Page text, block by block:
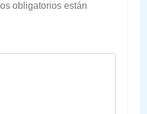
obligatorios están